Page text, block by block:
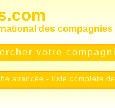
des
votre
avancée - liste complète